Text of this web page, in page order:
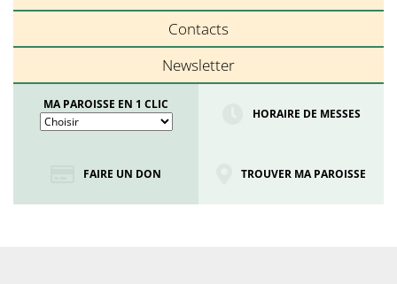
Contacts
Newsletter
MA PAROISSE EN 1 CLIC
HORAIRE DE MESSES
FAIRE UN DON TROUVER MA PAROISSE